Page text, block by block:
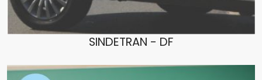
SINDETRAN - DF